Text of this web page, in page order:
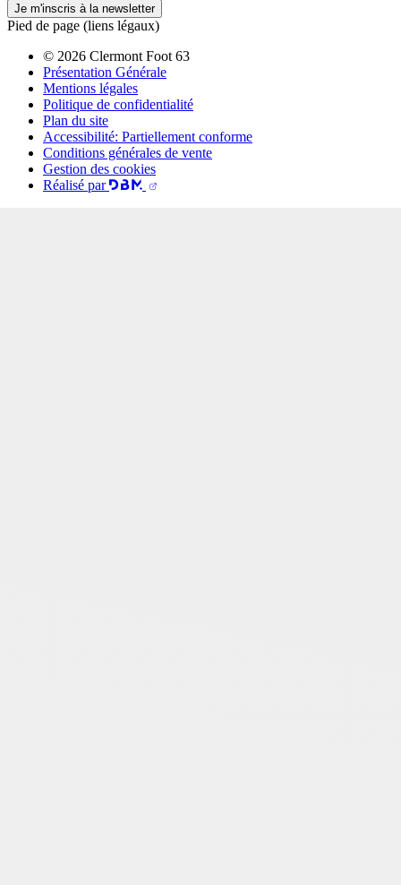
Je m'inscris à la newsletter
Pied de page (liens légaux)
© 2026 Clermont Foot 63
Présentation Générale
Mentions légales
Politique de confidentialité
Plan du site
Accessibilité: Partiellement conforme
Conditions générales de vente
Gestion des cookies
Réalisé par